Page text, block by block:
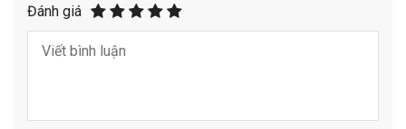
Đánh giá